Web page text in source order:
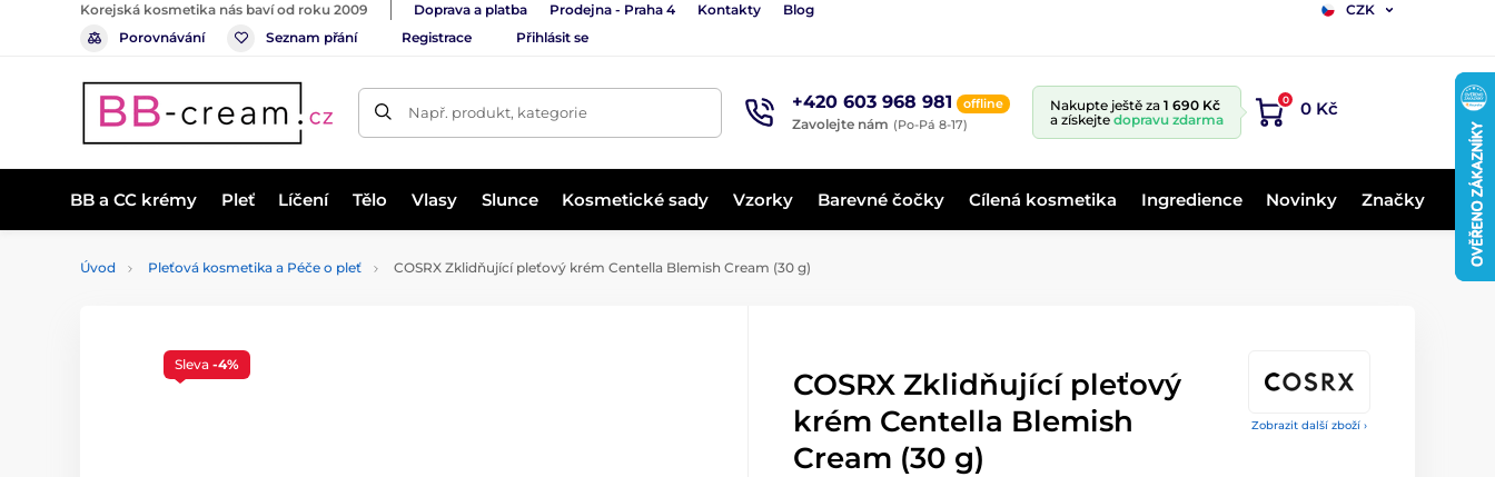
Korejská kosmetika nás baví od roku 2009 Doprava a platba Prodejna - Praha 4 Kontakty Blog
CZK
Porovnávání
Seznam přání Registrace Přihlásit se
Např. produkt, kategorie +420 603 968 981 offline
Zavolejte nám (Po-Pá 8-17)
Nakupte ještě za 1 690 Kč
a získejte dopravu zdarma
0 0 Kč
BB a CC krémy Pleť Líčení Tělo Vlasy Slunce Kosmetické sady Vzorky Barevné čočky Cílená kosmetika Ingredience Novinky Značky
Úvod Pleťová kosmetika a Péče o pleť COSRX Zklidňující pleťový krém Centella Blemish Cream (30 g)
Zobrazit další zboží ›
Sleva -4%
COSRX Zklidňující pleťový
krém Centella Blemish
Cream (30 g)